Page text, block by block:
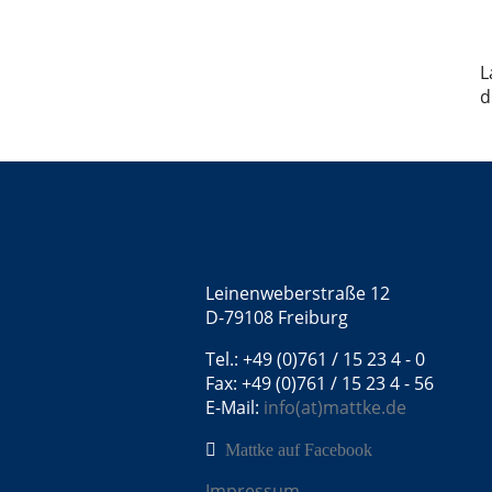
Leinenweberstraße 12
D-79108 Freiburg
Tel.: +49 (0)761 / 15 23 4 - 0
Fax: +49 (0)761 / 15 23 4 - 56
E-Mail: info(at)mattke.de
Mattke auf Facebook